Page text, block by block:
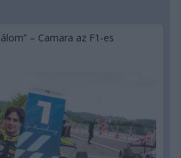
– Camara az F1-es